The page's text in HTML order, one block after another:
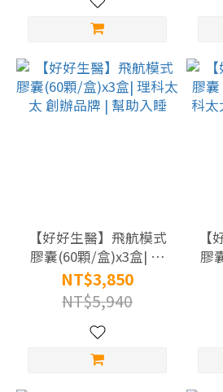
【好好生醫】飛航模式
膠囊(60顆/盒)x3盒| 理
科太太 創辦品牌 | 幫助
入睡
NT$3,850
NT$5,940
膠